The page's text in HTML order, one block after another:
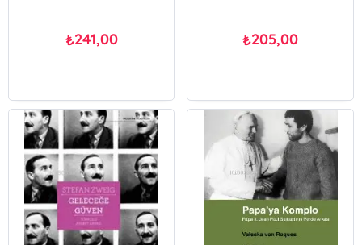
₺241,00 ₺205,00